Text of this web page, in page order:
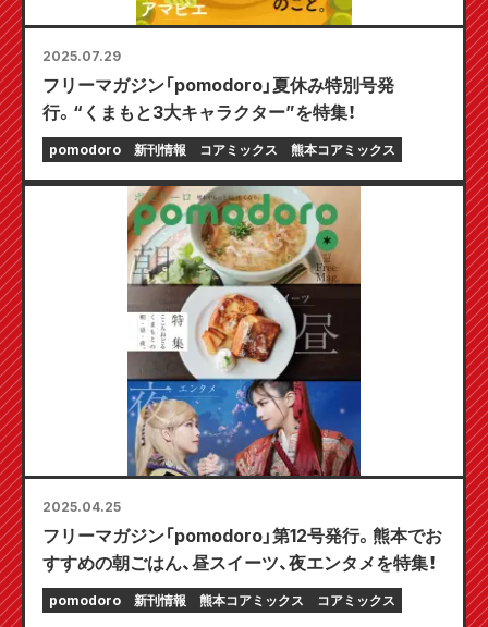
2025.07.29
フリーマガジン「pomodoro」夏休み特別号発
行。“くまもと3大キャラクター”を特集！
pomodoro 新刊情報 コアミックス 熊本コアミックス
2025.04.25
フリーマガジン「pomodoro」第12号発行。熊本でお
すすめの朝ごはん、昼スイーツ、夜エンタメを特集！
pomodoro 新刊情報 熊本コアミックス コアミックス